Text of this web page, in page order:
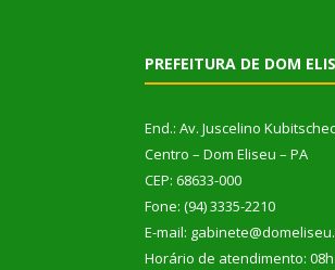
PREFEITURA DE DOM
End.: Av. Juscelino
Centro – Dom Eliseu – PA
CEP: 68633-000
Fone: (94) 3335-2210
E-mail:
Horário de atendimento: